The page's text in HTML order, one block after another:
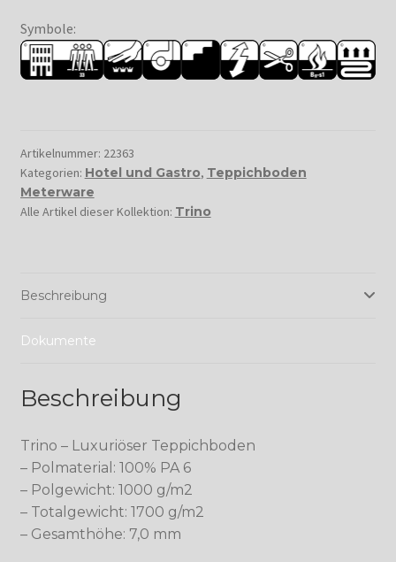
Symbole:
Artikelnummer: 22363
Kategorien: Hotel und Gastro, Teppichboden
Meterware
Alle Artikel dieser Kollektion: Trino
Beschreibung
Dokumente
Beschreibung
Trino – Luxuriöser Teppichboden
– Polmaterial: 100% PA 6
– Polgewicht: 1000 g/m2
– Totalgewicht: 1700 g/m2
– Gesamthöhe: 7,0 mm